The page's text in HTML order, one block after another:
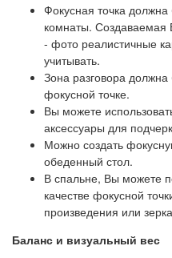
Фокусная точка
комнаты. Создаваемая
- фото реалистичные
учитывать.
Зона разговора
фокусной точке.
Вы можете
аксессуары для
Можно создать
обеденный стол.
В спальне, Вы можете
качестве фокусной
произведения или
Баланс и визуальный вес